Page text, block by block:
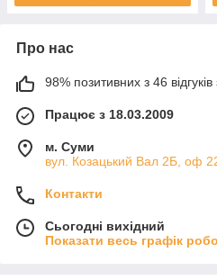
Про нас
98% позитивних з 46 відгуків
Працює з 18.03.2009
м. Суми
вул. Козацький Вал 2Б, оф
Контакти
Сьогодні вихідний
Показати весь графік